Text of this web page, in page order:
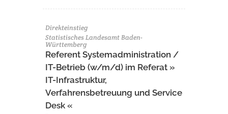
Direkteinstieg
Statistisches Landesamt Baden-
Württemberg
Referent Systemadministration /
IT-Betrieb (w/m/d) im Referat »
IT-Infrastruktur,
Verfahrensbetreuung und Service
Desk «